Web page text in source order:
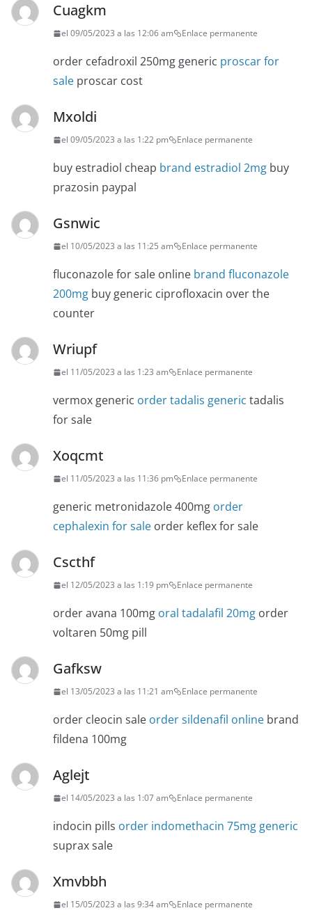
Cuagkm
el 09/05/2023 a las 12:06 am Enlace permanente
order cefadroxil 250mg generic proscar for
sale proscar cost
Mxoldi
el 09/05/2023 a las 1:22 pm Enlace permanente
buy estradiol cheap brand estradiol 2mg buy
prazosin paypal
Gsnwic
el 10/05/2023 a las 11:25 am Enlace permanente
fluconazole for sale online brand fluconazole
200mg buy generic ciprofloxacin over the
counter
Wriupf
el 11/05/2023 a las 1:23 am Enlace permanente
vermox generic order tadalis generic tadalis
for sale
Xoqcmt
el 11/05/2023 a las 11:36 pm Enlace permanente
generic metronidazole 400mg order
cephalexin for sale order keflex for sale
Cscthf
el 12/05/2023 a las 1:19 pm Enlace permanente
order avana 100mg oral tadalafil 20mg order
voltaren 50mg pill
Gafksw
el 13/05/2023 a las 11:21 am Enlace permanente
order cleocin sale order sildenafil online brand
fildena 100mg
Aglejt
el 14/05/2023 a las 1:07 am Enlace permanente
indocin pills order indomethacin 75mg generic
suprax sale
Xmvbbh
el 15/05/2023 a las 9:34 am Enlace permanente